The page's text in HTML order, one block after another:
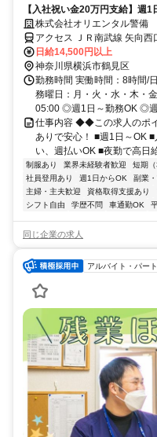
【入社祝い金20万円支給】週
い・週払いOK/履歴書不要！
株式会社オリエンタル警備
アクセス ＪＲ南武線 矢向西
分、ＪＲ南武線 川崎中央西
川崎市川崎区小川町１５－
日給14,500円以上
神奈川県横浜市鶴見区
勤務時間 実働時間：8時間/
務曜日：月・火・水・木・
05:00 ◎週1日～勤務OK ◎週
仕事内容 ◆◆この求人のポ
ありで安心！ ■週1日～OK
い、週払いOK ■夜勤で高日
制服あり 業界未経験者歓迎 短期（
社員登用あり
週1日からOK 副業
主婦・主夫歓迎
資格取得支援あり
シフト自由
学歴不問 車通勤OK
同じ企業の求人
アルバイト・パート